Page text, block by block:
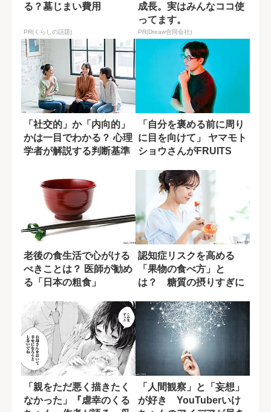
る？墓じまい費用
PR(くらしの話題)
成長。実はみんなココ使
ってます。
PR(Dreaw合同会社)
「社交的」か「内向的」
かは一目でわかる？ 心理
学者が解説する判断基準
「自分を褒める前に周り
に目を向けて」 ヤマモト
ショウさんがFRUITS
老後の食生活で心がける
べきことは？ 医師が勧め
る「日本の粗食」
認知症リスクを高める
「果物の食べ方」と
は？ 糖質の摂りすぎに
「親をただ悪く描きたく
なかった」『虐幸のくる
「人間観察」と「妄想」
が好き YouTuberいけ